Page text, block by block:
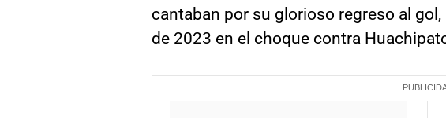
cantaban por su glorioso regreso al
de 2023 en el choque contra